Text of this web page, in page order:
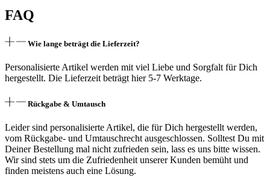
FAQ
Wie lange beträgt die Lieferzeit?
Personalisierte Artikel werden mit viel Liebe und Sorgfalt für Dich
hergestellt. Die Lieferzeit beträgt hier 5-7 Werktage.
Rückgabe & Umtausch
Leider sind personalisierte Artikel, die für Dich hergestellt werden,
vom Rückgabe- und Umtauschrecht ausgeschlossen. Solltest Du mit
Deiner Bestellung mal nicht zufrieden sein, lass es uns bitte wissen.
Wir sind stets um die Zufriedenheit unserer Kunden bemüht und
finden meistens auch eine Lösung.